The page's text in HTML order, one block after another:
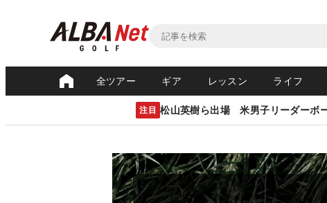
全ツアー ギア レッスン ライフ
注目 松山英樹ら出場 米男子リーダーボ